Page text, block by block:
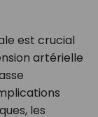
est crucial
artérielle
les